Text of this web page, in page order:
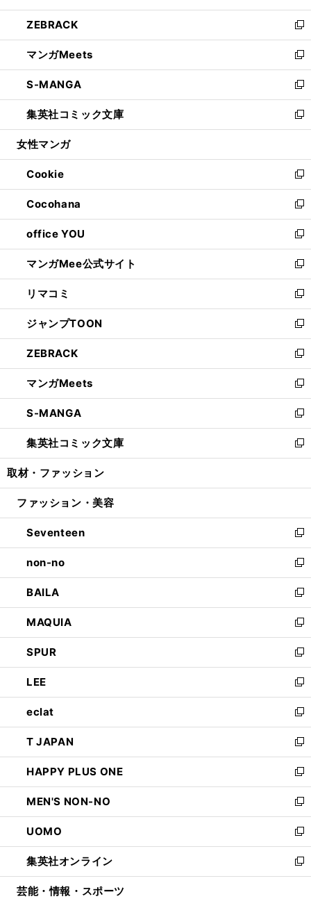
開
く
ウ
で
開
く
ン
ド
ウ
で
開
く
ウ
ィ
ン
ド
ウ
で
開
く
し
い
ウ
ィ
ン
ド
ウ
で
開
ZEBRACK
新
し
い
ウ
ィ
ン
ド
ウ
開
く
マンガMeets
新
し
い
ウ
ィ
ン
ウ
で
開
く
S-MANGA
新
し
い
ウ
ン
ド
ウ
で
開
く
集英社コミック文庫
新
し
ウ
ィ
ン
ド
ウ
で
開
く
女性マンガ
Cookie
新
し
い
ウ
ィ
ン
ド
ウ
で
開
く
Cocohana
新
し
い
ウ
ィ
ン
ド
ウ
で
開
く
office YOU
新
し
い
ウ
ィ
ン
ド
ウ
で
開
く
マンガMee公式サイト
新
し
い
ウ
ィ
ン
ド
ウ
で
開
く
リマコミ
新
し
い
ウ
ィ
ン
ド
ウ
で
開
く
ジャンプTOON
新
し
い
ウ
ィ
ン
ド
ウ
で
開
ZEBRACK
新
し
い
ウ
ィ
ン
ド
ウ
開
マンガMeets
新
し
い
ウ
ィ
ン
ウ
開
く
S-MANGA
新
し
い
ウ
ン
ウ
で
開
く
集英社コミック文庫
新
し
ウ
ン
ド
ウ
で
開
く
取材・ファッション
ファッション・美容
Seventeen
新
し
い
ウ
ィ
ン
ド
ウ
で
開
く
non-no
新
し
い
ウ
ィ
ン
ド
ウ
で
開
く
BAILA
新
し
い
ウ
ィ
ン
ド
ウ
で
開
く
MAQUIA
新
し
い
ウ
ィ
ン
ド
ウ
で
開
く
SPUR
新
し
い
ウ
ィ
ン
ド
ウ
で
開
く
LEE
新
し
い
ウ
ィ
ン
ド
ウ
で
開
く
eclat
新
し
い
ウ
ィ
ン
ド
ウ
で
開
く
T JAPAN
新
し
い
ウ
ィ
ン
ド
ウ
で
開
HAPPY PLUS ONE
新
し
い
ウ
ィ
ン
ド
ウ
MEN'S NON-NO
新
し
い
ウ
ィ
ン
UOMO
新
し
い
ウ
集英社オンライン
新
し
芸能・情報・スポーツ